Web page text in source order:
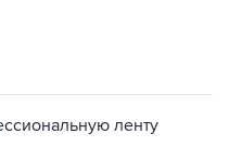
ленту